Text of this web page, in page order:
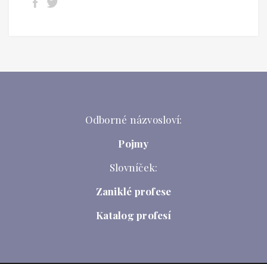
Odborné názvosloví:
Pojmy
Slovníček:
Zaniklé profese
Katalog profesí